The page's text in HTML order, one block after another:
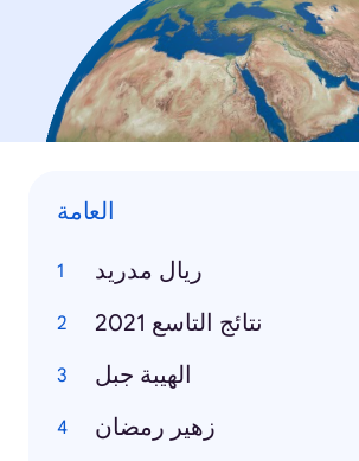
العامة
ريال مدريد
نتائج التاسع 2021
الهيبة جبل
زهير رمضان